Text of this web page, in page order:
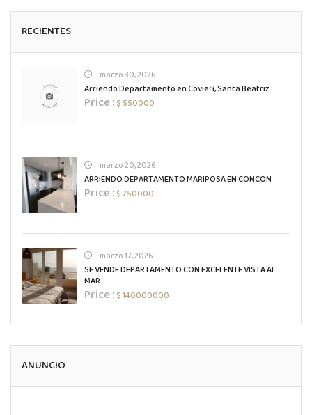
RECIENTES
marzo 30, 2026
Arriendo Departamento en Coviefi, Santa Beatriz
Price :$ 550000
marzo 20, 2026
ARRIENDO DEPARTAMENTO MARIPOSA EN CONCON
Price :$ 750000
marzo 17, 2026
SE VENDE DEPARTAMENTO CON EXCELENTE VISTA AL
MAR
Price :$ 140000000
ANUNCIO